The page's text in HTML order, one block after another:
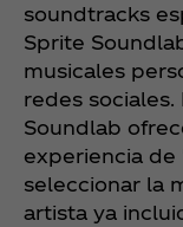
soundtracks
Sprite
musicales
redes
Soundlab
experiencia
seleccionar la
artista ya